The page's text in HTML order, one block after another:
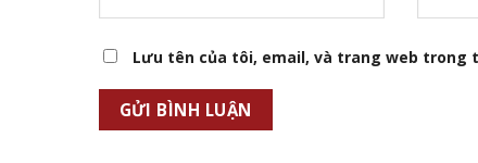
Lưu tên của tôi, email, và trang web trong